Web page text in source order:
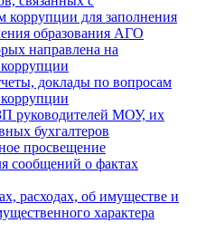
коррупции для заполнения
образования АГО
направлена на
доклады по вопросам
руководителей МОУ, их
бухгалтеров
просвещение
сообщений о фактах
расходах, об имуществе и
характера